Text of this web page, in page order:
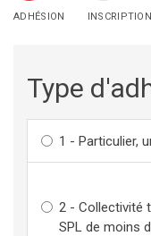
ADHÉSION INSCRIPTION
Type
1 - Particulier,
2 - Collectivité
SPL de moins